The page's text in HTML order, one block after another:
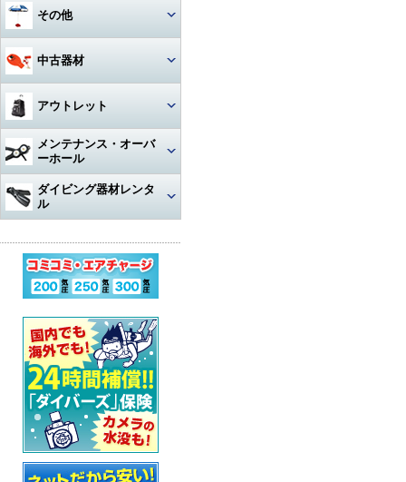
日焼け止め・クラゲ除け
冬用アクセサリー・暖かアイテ
ム
キーホルダー
耳栓・耳抜きアイテム
トラベルグッズ
水中遊び道具
ログタンク
保護アイテム
フラッグ
防水アイテム
その他
サンダル
アパレルその他
ホース‐BC
ホース‐ゲージ（高圧）
ホース‐ドライスーツ
ホース‐その他
洗浄用品
アダプター
パーツ・その他
タンク関連
アクセサリー・その他
アクセサリー・その他
マスク・フィン
ウェットスーツ
ドライスーツ
フード
ウェイト
フーカー関連
水中通話装置
作業用道具
その他
激レアアイテム
タンク
タンク
移充填ホース
タンクアクセサリー・その他
簡易潜水器具・緊急浮上用セッ
水中スクーター
水中銃(スピアガン)・手モリ
シャフト
シャフトアクセサリー
スリングゴム
モリ先
ウィッシュボン
コンプレッサー本体
ステッカー
超音波洗浄機
超音波洗浄機
アクセサリー・その他
その他
中古器材
カメラ関連
ダイブコンピュータ
重器材
レギュレター
オクトパス
ゲージ
BCジャケット
オクトパスインフレーター
（AIR-2等）
インフレーター
セット
軽器材
マスク
スノーケル
フィン
ブーツ
グローブ
セット
スーツ
ウェットスーツ
ドライスーツ
フード・ベスト
ボートコート
バッグ
メッシュバッグ
キャスター・キャリーバッグ
ハードケース
ウォータープルーフバッグ
ペリカンケース
アクセサリー
ナイフ
カラビナ・フック
ホース、ゲージ、オクトパス
ホルダー
スレート
水中ライト
ウェイト
セーフティーグッズ
フロート・シグナルブイ
タンク
アウトレット
重器材
軽器材
その他
メンテナンス・オーバ
ーホール
レギュレター（1st+2nd）オー
バーホール
ゲージ オーバーホール
インフレーターオクトパス
インフレーター オーバーホー
BC（インフレーター含む）オ
ーバーホール
タンク耐圧検査
タンクバルブ オーバーホール
ダイブコンピューター バッテ
ダイビング器材レンタ
ル
ドライスーツ
キッズ用ウェットスーツ
重器材セット
スノーケリング3点セット
スノーケリングセット